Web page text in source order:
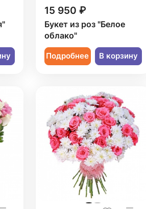
15 950 ₽
Букет из роз "Белое
облако"
Подробнее В корзину